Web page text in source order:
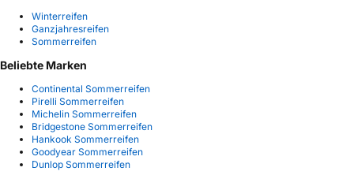
Winterreifen
Ganzjahresreifen
Sommerreifen
Beliebte Marken
Continental Sommerreifen
Pirelli Sommerreifen
Michelin Sommerreifen
Bridgestone Sommerreifen
Hankook Sommerreifen
Goodyear Sommerreifen
Dunlop Sommerreifen